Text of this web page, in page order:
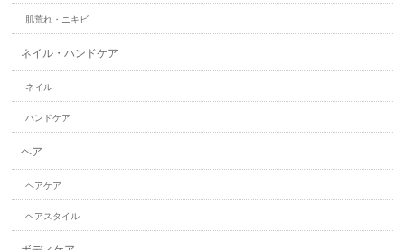
肌荒れ・ニキビ
ネイル・ハンドケア
ネイル
ハンドケア
ヘア
ヘアケア
ヘアスタイル